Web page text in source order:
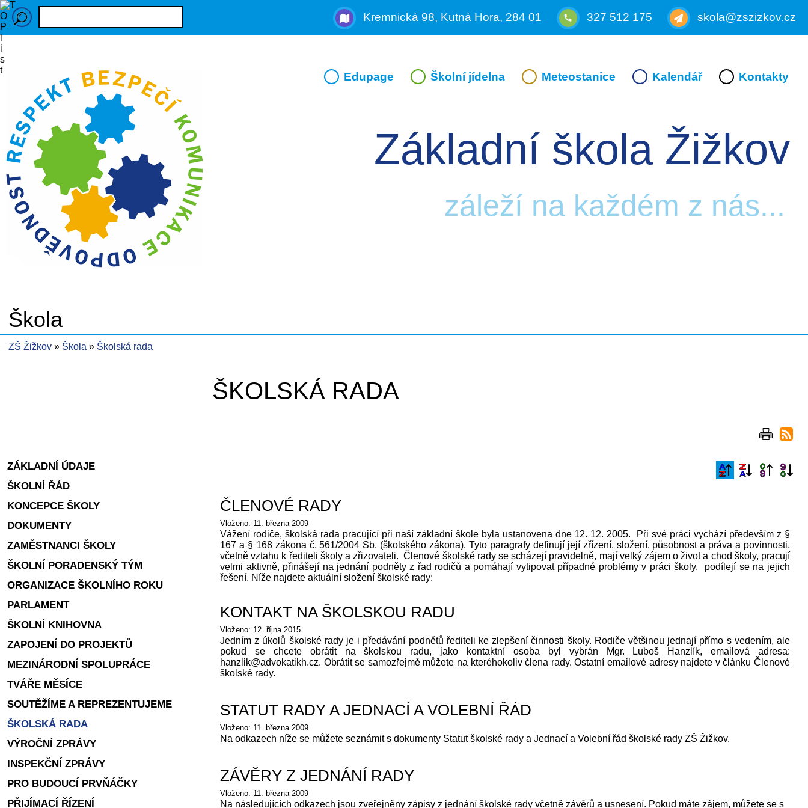
Kremnická 98, Kutná Hora, 284 01 327 512 175 skola@zszizkov.cz
Edupage Školní jídelna Meteostanice Kalendář Kontakty
Základní škola Žižkov
záleží na každém z nás...
Škola
ZŠ Žižkov Škola Školská rada
ŠKOLSKÁ RADA
ČLENOVÉ RADY
Vloženo: 11. března 2009
Vážení rodiče, školská rada pracující při naší základní škole byla ustanovena dne 12. 12. 2005. Při své práci vychází především z §
167 a § 168 zákona č. 561/2004 Sb. (školského zákona). Tyto paragrafy definují její zřízení, složení, působnost a práva a povinnosti,
včetně vztahu k řediteli školy a zřizovateli. Č lenové školské rady se scházejí pravidelně, mají velký zájem o život a chod školy, pracují
velmi aktivně, přinášejí na jednání podněty z řad rodičů a pomáhají vytipovat případné problémy v práci školy, podílejí se na jejich
řešení. Níže najdete aktuální složení školské rady:
KONTAKT NA ŠKOLSKOU RADU
Vloženo: 12. října 2015
Jedním z úkolů školské rady je i předávání podnětů řediteli ke zlepšení činnosti školy. Rodiče většinou jednají přímo s vedením, ale
pokud se chcete obrátit na školskou radu, jako kontaktní osoba byl vybrán Mgr. Luboš Hanzlík, emailová adresa:
hanzlik@advokatikh.cz. Obrátit se samozřejmě můžete na kteréhokoliv člena rady. Ostatní emailové adresy najdete v článku Členové
školské rady.
STATUT RADY A JEDNACÍ A VOLEBNÍ ŘÁD
Vloženo: 11. března 2009
Na odkazech níže se můžete seznámit s dokumenty Statut školské rady a Jednací a Volební řád školské rady ZŠ Žižkov.
ZÁVĚRY Z JEDNÁNÍ RADY
Vloženo: 11. března 2009
Na následujících odkazech jsou zveřejněny zápisy z jednání školské rady včetně závěrů a usnesení. Pokud máte zájem, můžete se s
ZÁKLADNÍ ÚDAJE
ŠKOLNÍ ŘÁD
KONCEPCE ŠKOLY
DOKUMENTY
ZAMĚSTNANCI ŠKOLY
ŠKOLNÍ PORADENSKÝ TÝM
ORGANIZACE ŠKOLNÍHO ROKU
PARLAMENT
ŠKOLNÍ KNIHOVNA
ZAPOJENÍ DO PROJEKTŮ
MEZINÁRODNÍ SPOLUPRÁCE
TVÁŘE MĚSÍCE
SOUTĚŽÍME A REPREZENTUJEME
ŠKOLSKÁ RADA
VÝROČNÍ ZPRÁVY
INSPEKČNÍ ZPRÁVY
PRO BUDOUCÍ PRVŇÁČKY
PŘIJÍMACÍ ŘÍZENÍ